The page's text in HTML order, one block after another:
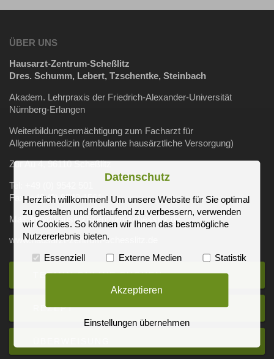
ÜBER UNS
Hausarzt-Zentrum-Scheßlitz
Dres. Schumm, Lebert, Tzschentke, Steinbach
Akadem. Lehrpraxis der Friedrich-Alexander-Universität
Nürnberg-Erlangen
Weiterbildungsermächtigung zum Facharzt für
Allgemeinmedizin (ambulante hausärztliche Versorgung)
Zur Au 4, 96110 Scheßlitz
Tel: +49 (0) 9542 501
Fax: +49 (0) 9542 1561
Mail: info@hausarzt-zentrum-schesslitz.de
www.hausarzt-zentrum-schesslitz.de
TERMIN ONLINE BUCHEN
REZEPT
Datenschutz
Herzlich willkommen! Um unsere Website für Sie optimal
zu gestalten und fortlaufend zu verbessern, verwenden
wir Cookies. So können wir Ihnen das bestmögliche
Nutzererlebnis bieten.
Essenziell Externe Medien Statistik
Akzeptieren
Einstellungen übernehmen